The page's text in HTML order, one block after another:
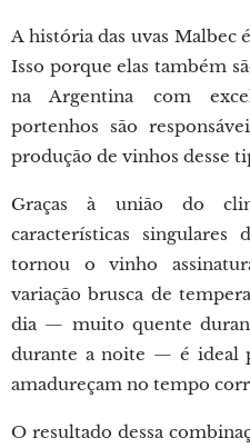
A história das uvas Malbec
Isso porque elas também
na Argentina com
portenhos são
produção de vinhos desse
Graças à união do
características singulares
tornou o vinho
variação brusca de
dia — muito quente
durante a noite — é ideal
amadureçam no tempo
O resultado dessa